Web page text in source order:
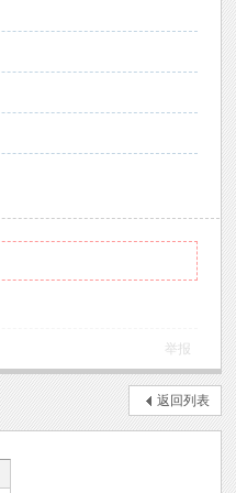
举报
返回列表